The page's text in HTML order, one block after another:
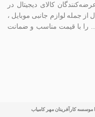
کالای دیجیتال در
جمله لوازم جانبی موبایل ،
را با قیمت مناسب و ضمانت
کارآفرینان مهر کامیاب